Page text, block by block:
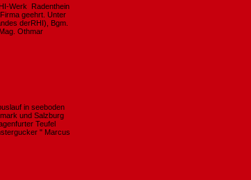
Werk Radenthein
geehrt. Unter
derRHI), Bgm.
Othmar
in seeboden
und Salzburg
Teufel
" Marcus